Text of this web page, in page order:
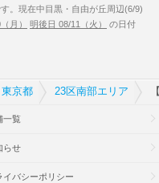
。現在中目黒・自由が丘周辺(6/9)
月） 明後日 08/11（火）
の日付
東京都 23区南部エリア
一覧
らせ
イバシーポリシー